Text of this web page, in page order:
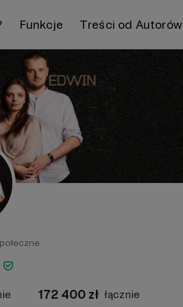
Funkcje Treści od Autorów
172 400 zł łącznie